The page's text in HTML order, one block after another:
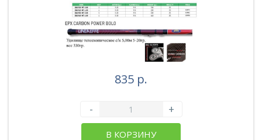
835 р.
- +
В КОРЗИНУ